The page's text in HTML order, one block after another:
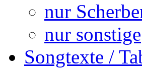
nur
nur sonstige
Songtexte /